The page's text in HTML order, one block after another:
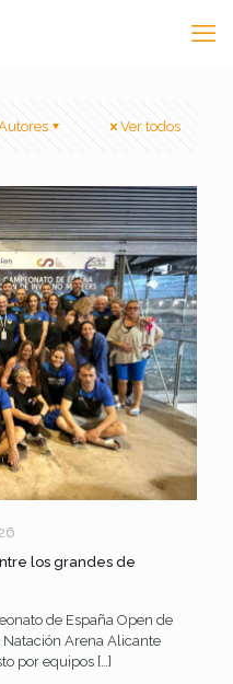
Ver todos
los grandes de
de España Open de
Natación Arena Alicante
por equipos […]